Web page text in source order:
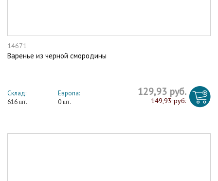
14671
Варенье из черной смородины
Склад:
616 шт.
Европа:
0 шт.
129,93 руб.
149,93 руб.